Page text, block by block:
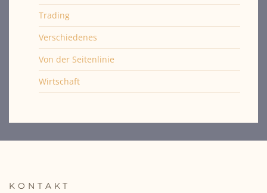
Trading
Verschiedenes
Von der Seitenlinie
Wirtschaft
KONTAKT